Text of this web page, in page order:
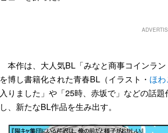
本作は、大人気BL「みなと商事コインラ
を博し書籍化された青春BL（イラスト・ ほわ
入りました」や「25時、赤坂で」などの話
し、新たなBL作品を生み出す。